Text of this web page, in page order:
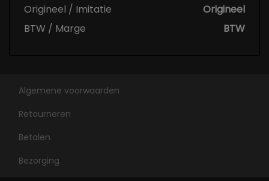
Origineel / Imitatie
Origineel
BTW / Marge
BTW
Algemene voorwaarden
Retourneren
Betalen
Bezorging